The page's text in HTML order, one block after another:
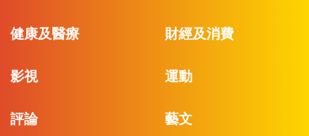
健康及醫療 財經及消費
影視 運動
評論 藝文